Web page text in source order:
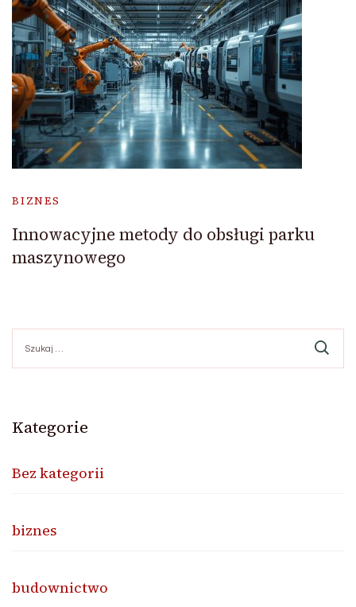
BIZNES
Innowacyjne metody do obsługi parku
maszynowego
Kategorie
Bez kategorii
biznes
budownictwo